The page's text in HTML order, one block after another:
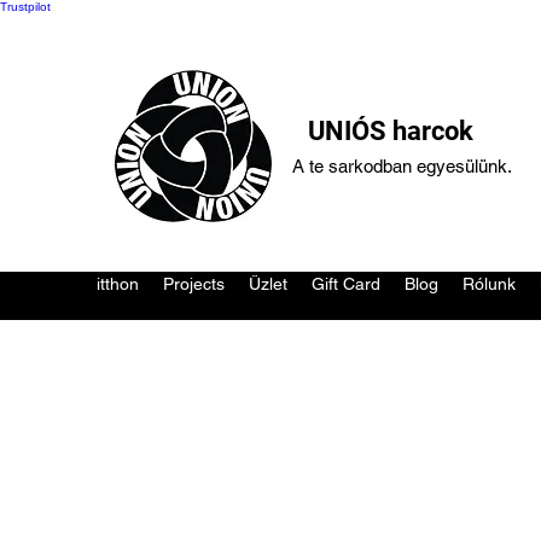
Trustpilot
UNIÓS harcok
A te sarkodban egyesülünk.
itthon Projects Üzlet Gift Card Blog Rólunk